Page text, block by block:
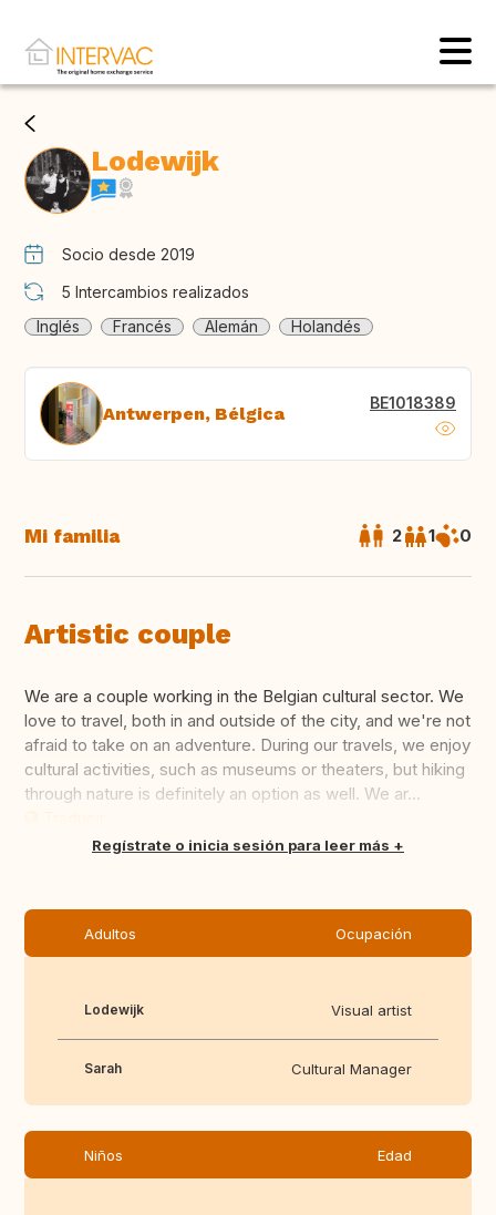
Lodewijk
Socio desde 2019
5 Intercambios realizados
Inglés
Francés Alemán Holandés
Antwerpen, Bélgica BE1018389
Mi familia 2 1 0
Artistic couple
We are a couple working in the Belgian cultural sector. We
love to travel, both in and outside of the city, and we're not
afraid to take on an adventure. During our travels, we enjoy
cultural activities, such as museums or theaters, but hiking
through nature is definitely an option as well. We ar...
Regístrate o inicia sesión para leer más
Adultos Ocupación
Lodewijk Visual artist
Sarah Cultural Manager
Niños Edad